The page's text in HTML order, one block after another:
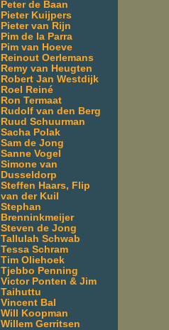
Peter de Baan
Pieter Kuijpers
Pieter van Rijn
Pim de la Parra
Pim van Hoeve
Reinout Oerlemans
Remy van Heugten
Robert Jan Westdijk
Roel Reiné
Ron Termaat
Rudolf van den Berg
Ruud Schuurman
Sacha Polak
Sam de Jong
Sanne Vogel
Simone van
Dusseldorp
Steffen Haars, Flip
van der Kuil
Stephan
Brenninkmeijer
Steven de Jong
Tallulah Schwab
Tessa Schram
Tim Oliehoek
Tjebbo Penning
Victor Ponten & Jim
Taihuttu
Vincent Bal
Will Koopman
Willem Gerritsen